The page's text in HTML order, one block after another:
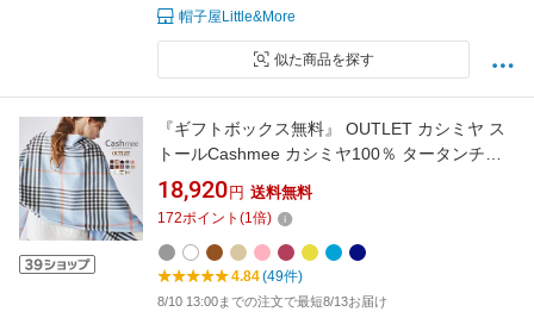
帽子屋Little&More
似た商品を探す
『ギフトボックス無料』 OUTLET カシミヤ ス
トールCashmee カシミヤ100％ タータンチェ
ック ストールアウトレット レディース メンズ
カシミア100％ 大判ストール チェック柄 女性
彼女 ギフト プレゼント かわいい ベージュ ショ
ール 女性 男女兼用 大判 クリスマス
18,920 円 送料無料
172ポイント (1倍)
4.84(49件)
8/10 13:00までの注文で最短8/13お届け